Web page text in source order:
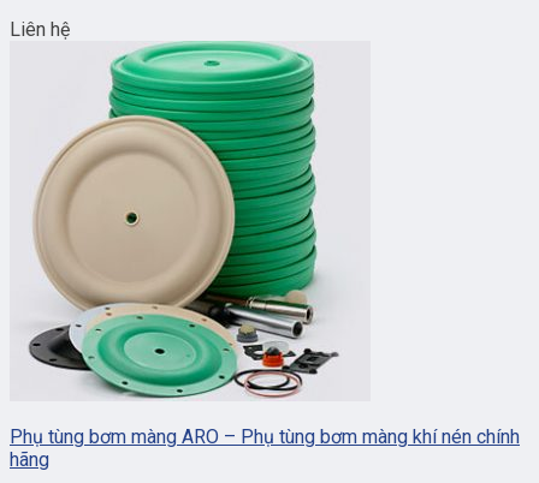
Liên hệ
Phụ tùng bơm màng ARO – Phụ tùng bơm màng khí nén chính
hãng